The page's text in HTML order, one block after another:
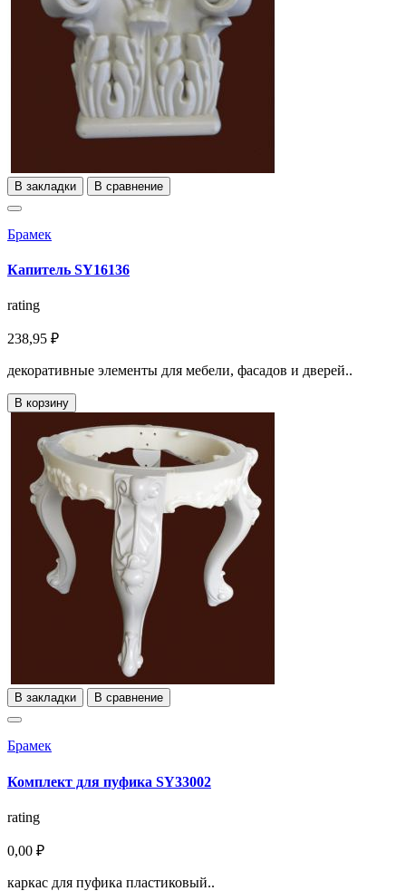
В закладки В сравнение
Брамек
Капитель SY16136
rating
238,95 ₽
декоративные элементы для мебели, фасадов и дверей..
В корзину
В закладки В сравнение
Брамек
Комплект для пуфика SY33002
rating
0,00 ₽
каркас для пуфика пластиковый..